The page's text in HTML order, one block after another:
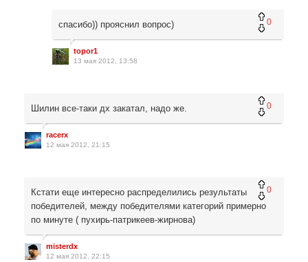
0
спасибо)) прояснил вопрос)
topor1
13 мая 2012, 13:58
0
Шилин все-таки дх закатал, надо же.
racerx
12 мая 2012, 21:15
0
Кстати еще интересно распределились результаты
победителей, между победителями категорий примерно
по минуте ( пухирь-патрикеев-жирнова)
misterdx
12 мая 2012, 22:15